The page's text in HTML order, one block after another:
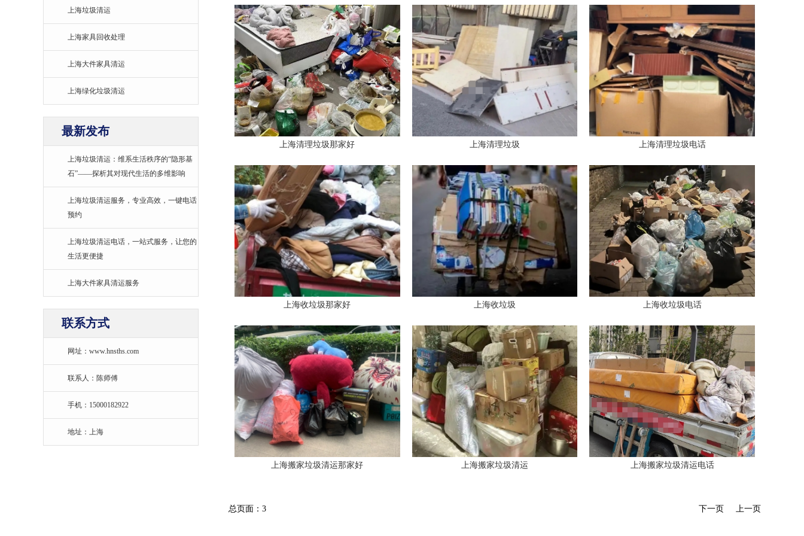
上海垃圾清运
上海家具回收处理
上海大件家具清运
上海绿化垃圾清运
最新发布
上海垃圾清运：维系生活秩序的“隐形基
石”——探析其对现代生活的多维影响
上海垃圾清运服务，专业高效，一键电话
预约
上海垃圾清运电话，一站式服务，让您的
生活更便捷
上海大件家具清运服务
联系方式
网址：www.hnsths.com
联系人：陈师傅
手机：15000182922
地址：上海
上海清理垃圾那家好 上海清理垃圾 上海清理垃圾电话
上海收垃圾那家好 上海收垃圾 上海收垃圾电话
上海搬家垃圾清运那家好 上海搬家垃圾清运 上海搬家垃圾清运电话
总页面：3 上一页
下一页